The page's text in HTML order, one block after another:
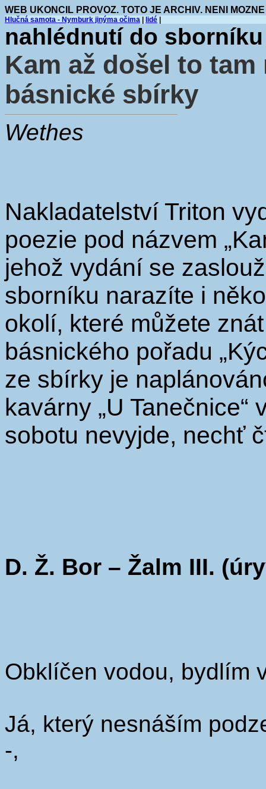
WEB UKONCIL PROVOZ. TOTO JE ARCHIV. NENI
Hlučná samota - Nymburk jinýma očima lidé
nahlédnutí do
Kam až došel to
básnické sbírky
Wethes
Nakladatelství Triton
poezie pod názvem
jehož vydání se
sborníku narazíte i
okolí, které můžete
básnického pořadu
ze sbírky je
kavárny „U
sobotu nevyjde, nechť
D. Ž. Bor – Žalm III.
Obklíčen vodou, bydlím
Já, který nesnáším
-,